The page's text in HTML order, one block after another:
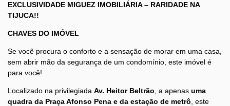
EXCLUSIVIDADE MIGUEZ IMOBILIÁRIA – RARIDADE NA
TIJUCA!!
CHAVES DO IMÓVEL
Se você procura o conforto e a sensação de morar em uma casa,
sem abrir mão da segurança de um condomínio, este imóvel é
para você!
Localizado na privilegiada Av. Heitor Beltrão , a apenas uma
quadra da Praça Afonso Pena e da estação de metrô , este